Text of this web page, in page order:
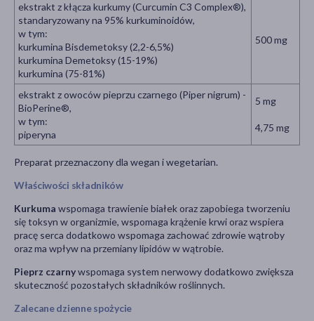
ekstrakt z kłącza kurkumy (Curcumin C3 Complex®),
standaryzowany na 95% kurkuminoidów,
w tym:
kurkumina Bisdemetoksy (2,2-6,5%)
kurkumina Demetoksy (15-19%)
kurkumina (75-81%)
500 mg
ekstrakt z owoców pieprzu czarnego (Piper nigrum) -
BioPerine®,
w tym:
piperyna
5 mg
4,75 mg
Preparat przeznaczony dla wegan i wegetarian.
Właściwości składników
Kurkuma wspomaga trawienie białek oraz zapobiega tworzeniu
się toksyn w organizmie, wspomaga krążenie krwi oraz wspiera
pracę serca dodatkowo wspomaga zachować zdrowie wątroby
oraz ma wpływ na przemiany lipidów w wątrobie.
Pieprz czarnywspomaga system nerwowy dodatkowo zwiększa
skuteczność pozostałych składników roślinnych.
Zalecane dzienne spożycie